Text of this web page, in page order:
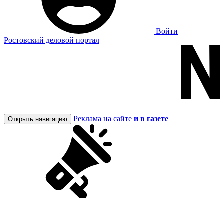
Войти
Ростовский деловой портал
Открыть навигацию Реклама на сайте и в газете